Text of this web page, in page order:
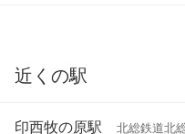
近くの駅
印西牧の原駅 北総鉄道北